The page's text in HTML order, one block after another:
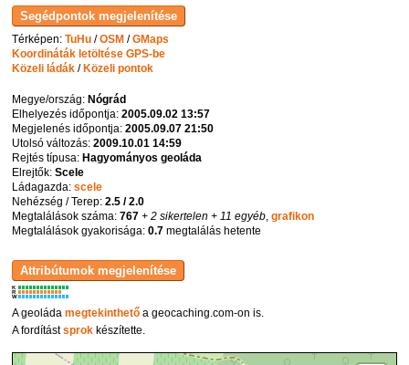
Térképen:TuHu /OSM /GMaps
Koordináták letöltése GPS-be
Közeli ládák / Közeli pontok
Megye/ország: Nógrád
Elhelyezés időpontja:2005.09.02 13:57
Megjelenés időpontja:2005.09.07 21:50
Utolsó változás:2009.10.01 14:59
Rejtés típusa: Hagyományos geoláda
Elrejtők:Scele
Ládagazda:scele
Nehézség / Terep:2.5 / 2.0
Megtalálások száma:767 + 2 sikertelen + 11 egyéb,grafikon
Megtalálások gyakorisága:0.7 megtalálás hetente
K
R
W
A geoládamegtekinthető a geocaching.com-on is.
A fordítástsprok készítette.